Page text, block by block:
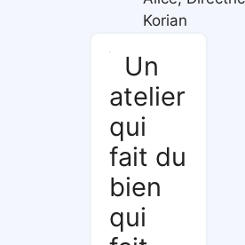
Korian
Un
atelier
qui
fait du
bien
qui